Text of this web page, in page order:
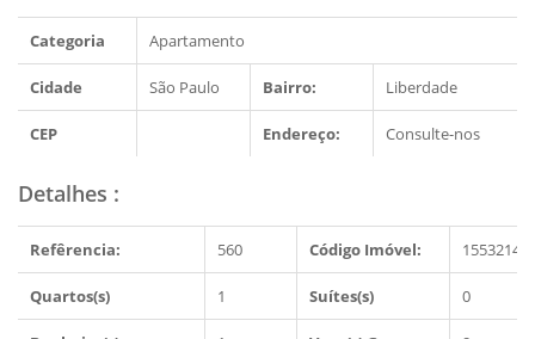
Categoria Apartamento
Cidade São Paulo Bairro: Liberdade
CEP Endereço: Consulte-nos
Detalhes :
Refêrencia: 560 Código Imóvel: 1553214
Quartos(s) 1 Suítes(s) 0